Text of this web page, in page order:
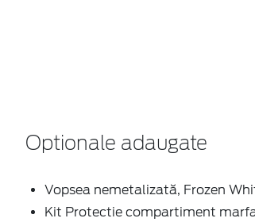
Optionale adaugate
Vopsea nemetalizată, Frozen
Kit Protectie compartiment